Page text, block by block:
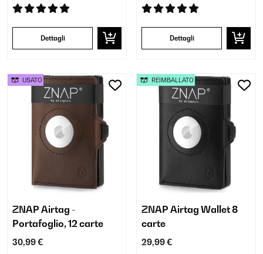
Dettagli Dettagli
ZNAP Airtag -
Portafoglio, 12 carte
30,99 €
USATO
ZNAP Airtag Wallet 8
carte
29,99 €
REIMBALLATO